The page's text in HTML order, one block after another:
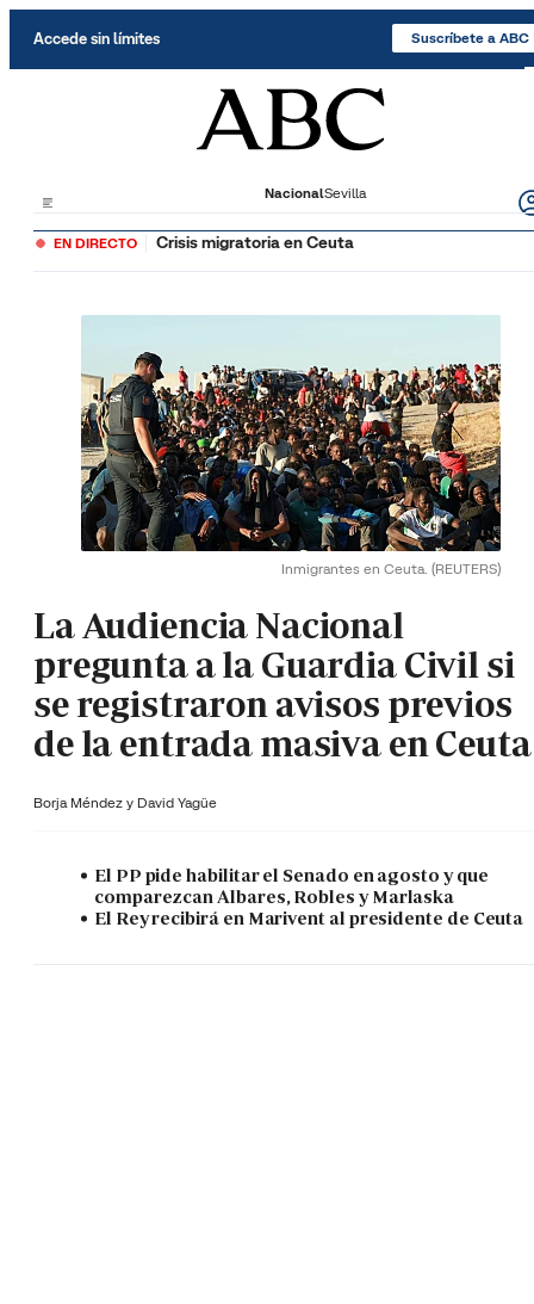
Accede sin límites Suscríbete a ABC
NacionalSevilla
EN DIRECTO Crisis migratoria en Ceuta
Inmigrantes en Ceuta. (REUTERS)
La Audiencia Nacional
pregunta a la Guardia Civil si
se registraron avisos previos
de la entrada masiva en Ceuta
Borja Méndez y David Yagüe
El PP pide habilitar el Senado en agosto y que
comparezcan Albares, Robles y Marlaska
El Rey recibirá en Marivent al presidente de Ceuta